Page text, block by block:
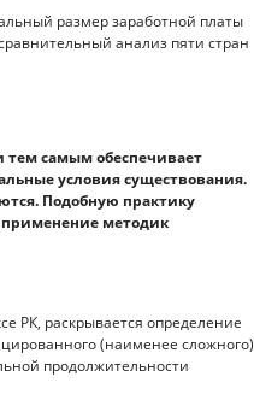
размер заработной платы
анализ пяти стран
тем самым обеспечивает
условия существования.
Подобную практику
применение методик
РК, раскрывается определение
(наименее сложного)
продолжительности